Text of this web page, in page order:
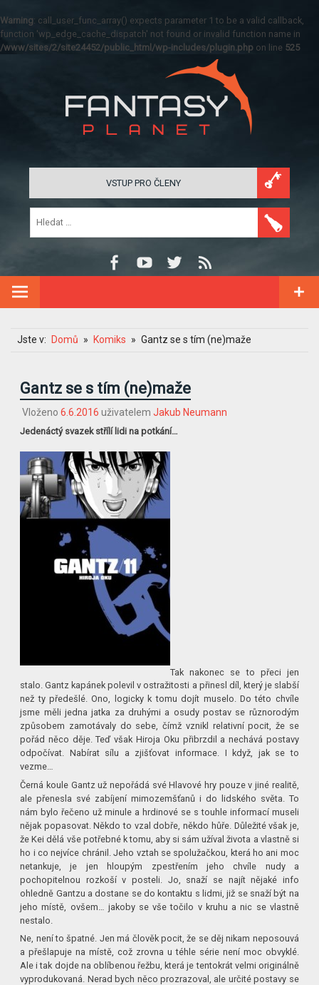
Warning: call_user_func_array() expects parameter 1 to be a valid callback,
function 'wp_edge_cache_dispatch' not found or invalid function name in
/www/sites/2/site24452/public_html/wp-includes/plugin.php on line 525
VSTUP PRO ČLENY
Jste v: Domů Komiks Gantz se s tím (ne)maže
Gantz se s tím (ne)maže
Vloženo 6.6.2016 uživatelem Jakub Neumann
Jedenáctý svazek střílí lidi na potkání…
Tak nakonec se to přeci jen
stalo. Gantz kapánek polevil v ostražitosti a přinesl díl, který je slabší
než ty předešlé. Ono, logicky k tomu dojít muselo. Do této chvíle
jsme měli jedna jatka za druhými a osudy postav se různorodým
způsobem zamotávaly do sebe, čímž vznikl relativní pocit, že se
pořád něco děje. Teď však Hiroja Oku přibrzdil a nechává postavy
odpočívat. Nabírat sílu a zjišťovat informace. I když, jak se to
vezme…
Černá koule Gantz už nepořádá své Hlavové hry pouze v jiné realitě,
ale přenesla své zabíjení mimozemšťanů i do lidského světa. To
nám bylo řečeno už minule a hrdinové se s touhle informací museli
nějak popasovat. Někdo to vzal dobře, někdo hůře. Důležité však je,
že Kei dělá vše potřebné k tomu, aby si sám užíval života a vlastně si
ho i co nejvíce chránil. Jeho vztah se spolužačkou, která ho ani moc
netankuje, je jen hloupým zpestřením jeho chvíle nudy a
pochopitelnou rozkoší v posteli. Jo, snaží se najít nějaké info
ohledně Gantzu a dostane se do kontaktu s lidmi, již se snaží být na
jeho místě, ovšem… jakoby se vše točilo v kruhu a nic se vlastně
nestalo.
Ne, není to špatné. Jen má člověk pocit, že se děj nikam neposouvá
a přešlapuje na místě, což zrovna u téhle série není moc obvyklé.
Ale i tak dojde na oblíbenou řežbu, která je tentokrát velmi originálně
vyprodukovaná. Nerad bych něco prozrazoval, ale určité postavy se